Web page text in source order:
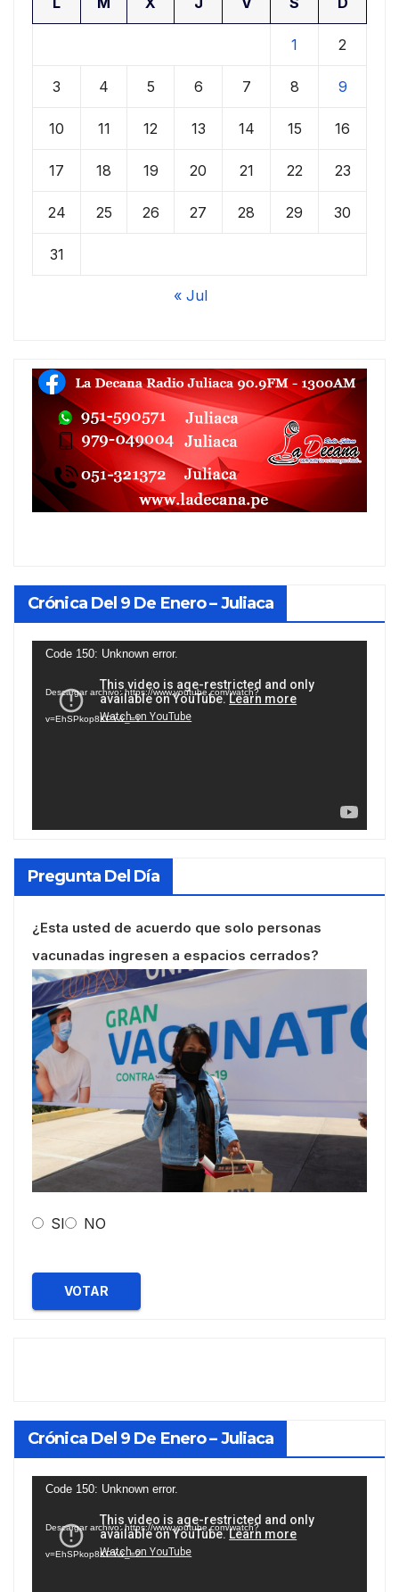
1 2
3 4 5 6 7 8 9
10 11 12 13 14 15 16
17 18 19 20 21 22 23
24 25 26 27 28 29 30
31
« Jul
Crónica Del 9 De Enero – Juliaca
Reproductor
vídeo
Code 150: Unknown error.
Descargar archivo: https://www.youtube.com/watch?
v=EhSPkop8KPY&_=1
Pregunta Del Día
¿Esta usted de acuerdo que solo personas
vacunadas ingresen a espacios cerrados?
SI NO
VOTAR
Crónica Del 9 De Enero – Juliaca
Reproductor
vídeo
Code 150: Unknown error.
Descargar archivo: https://www.youtube.com/watch?
v=EhSPkop8KPY&_=2